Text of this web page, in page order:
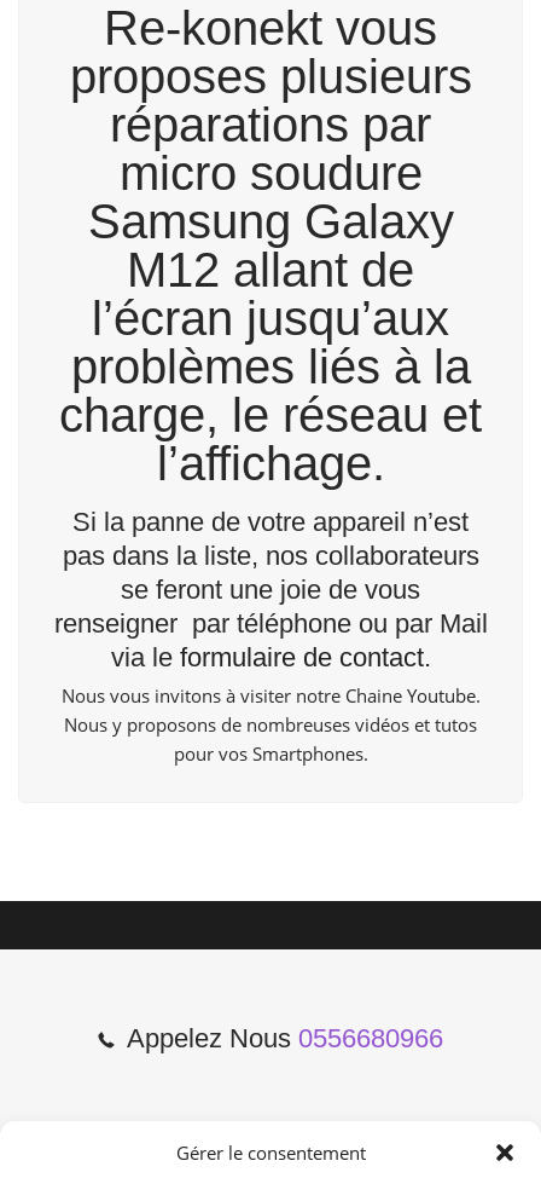
Gérer le consentement
Re-konekt vous
proposes plusieurs
réparations par
micro soudure
Samsung Galaxy
M12 allant de
l’écran jusqu’aux
problèmes liés à la
charge, le réseau et
l’affichage.
Si la panne de votre appareil n’est
pas dans la liste, nos collaborateurs
se feront une joie de vous
renseigner par téléphone ou par Mail
via le formulaire de contact.
Nous vous invitons à visiter notre Chaine Youtube.
Nous y proposons de nombreuses vidéos et tutos
pour vos Smartphones.
Appelez Nous 0556680966
2 Cours de l'Yser 33800